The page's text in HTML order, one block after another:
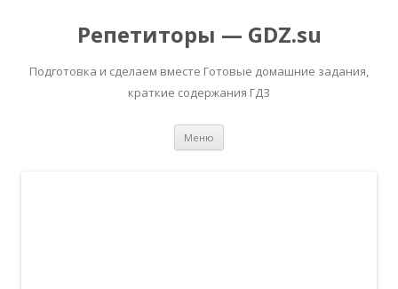
Репетиторы — GDZ.su
Подготовка и сделаем вместе Готовые домашние задания,
краткие содержания ГДЗ
Меню